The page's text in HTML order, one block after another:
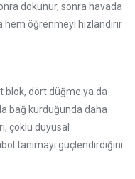
dokunur, sonra havada
hem öğrenmeyi hızlandırır
blok, dört düğme ya da
bağ kurduğunda daha
çoklu duyusal
tanımayı güçlendirdiğini